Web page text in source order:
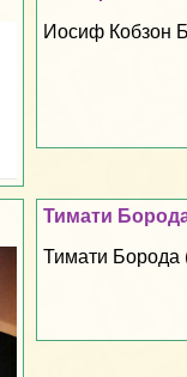
Иосиф Кобзон
Тимати
Тимати Борода